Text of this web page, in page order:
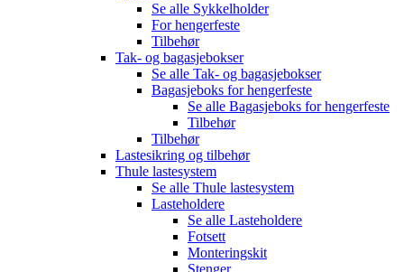
Se alle Sykkelholder
For hengerfeste
Tilbehør
Tak- og bagasjebokser
Se alle Tak- og bagasjebokser
Bagasjeboks for hengerfeste
Se alle Bagasjeboks for hengerfeste
Tilbehør
Tilbehør
Lastesikring og tilbehør
Thule lastesystem
Se alle Thule lastesystem
Lasteholdere
Se alle Lasteholdere
Fotsett
Monteringskit
Stenger